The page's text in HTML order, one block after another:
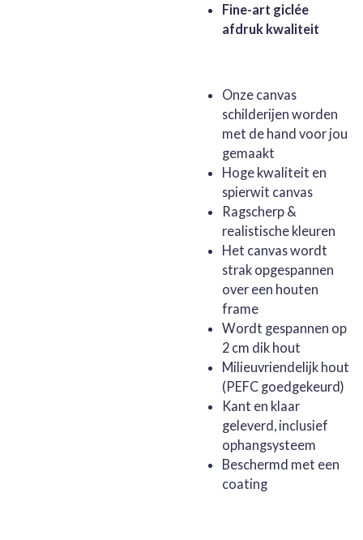
Fine-art giclée
afdruk kwaliteit
Onze canvas
schilderijen worden
met de hand voor jou
gemaakt
Hoge kwaliteit en
spierwit canvas
Ragscherp &
realistische kleuren
Het canvas wordt
strak opgespannen
over een houten
frame
Wordt gespannen op
2 cm dik hout
Milieuvriendelijk hout
(PEFC goedgekeurd)
Kant en klaar
geleverd, inclusief
ophangsysteem
Beschermd met een
coating